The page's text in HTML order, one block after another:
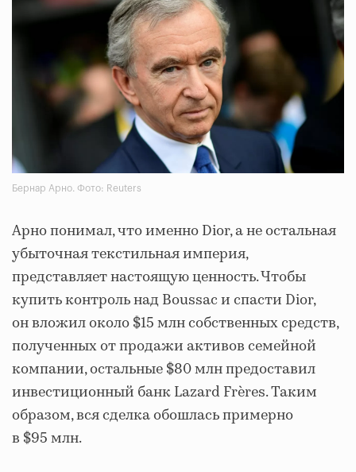
Бернар Арно. Фото: Reuters
Арно понимал, что именно Dior, а не остальная
убыточная текстильная империя,
представляет настоящую ценность. Чтобы
купить контроль над Boussac и спасти Dior,
он вложил около $15 млн собственных средств,
полученных от продажи активов семейной
компании, остальные $80 млн предоставил
инвестиционный банк Lazard Frères. Таким
образом, вся сделка обошлась примерно
в $95 млн.